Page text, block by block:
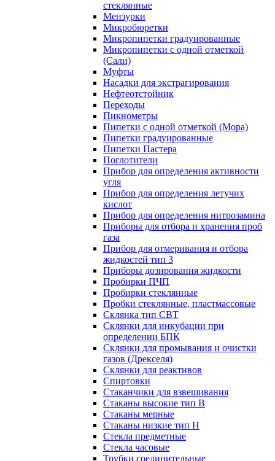
стеклянные
Мензурки
Микробюретки
Микропипетки градуированные
Микропипетки с одной отметкой
(Сали)
Муфты
Насадки для экстрагирования
Нефтеотстойник
Переходы
Пикнометры
Пипетки с одной отметкой (Мора)
Пипетки градуированные
Пипетки Пастера
Поглотители
Прибор для определения активности
угля
Прибор для определения летучих
кислот
Прибор для определения нитрозамина
Приборы для отбора и хранения проб
газа
Прибор для отмеривания и отбора
жидкостей тип 3
Приборы дозирования жидкости
Пробирки ПЧП
Пробирки стеклянные
Пробки стеклянные, пластмассовые
Склянка тип СВТ
Склянки для инкубации при
определении БПК
Склянки для промывания и очистки
газов (Дрекселя)
Склянки для реактивов
Спиртовки
Стаканчики для взвешивания
Стаканы высокие тип В
Стаканы мерные
Стаканы низкие тип Н
Стекла предметные
Стекла часовые
Трубки соединительные